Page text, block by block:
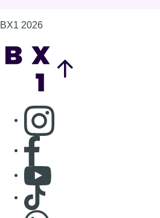
BX1 2026
Consulter page Instagram
Consulter page Facebook
Consulter Youtube
Consulter TikTok